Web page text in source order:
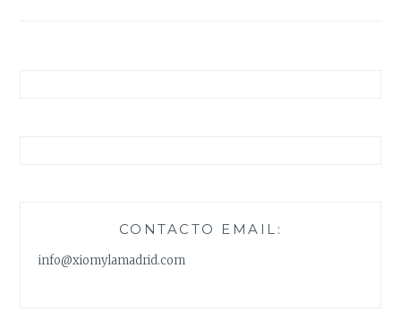
CONTACTO EMAIL:
info@xiomylamadrid.com